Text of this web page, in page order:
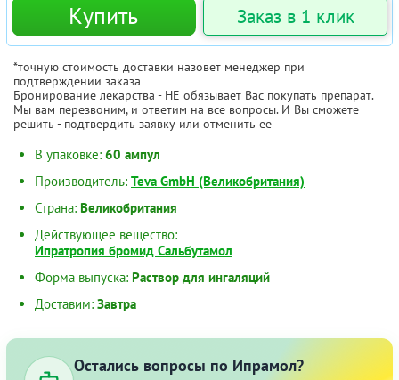
Купить Заказ в 1 клик
*точную стоимость доставки назовет менеджер при
подтверждении заказа
Бронирование лекарства - НЕ обязывает Вас покупать препарат.
Мы вам перезвоним, и ответим на все вопросы. И Вы сможете
решить - подтвердить заявку или отменить ее
В упаковке: 60 ампул
Производитель: Teva GmbH (Великобритания)
Страна: Великобритания
Действующее вещество:
Ипратропия бромид Сальбутамол
Форма выпуска: Раствор для ингаляций
Доставим: Завтра
Остались вопросы по Ипрамол?